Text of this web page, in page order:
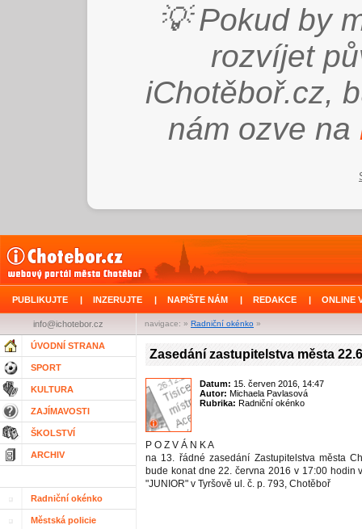
💡 Pokud by
rozvíjet
iChotěboř.cz,
nám ozve na
PUBLIKUJTE | INZERUJTE | NAPIŠTE NÁM | REDAKCE | ONLINE
navigace: » Radniční okénko »
info@ichotebor.cz
ÚVODNÍ STRANA
SPORT
KULTURA
ZAJÍMAVOSTI
ŠKOLSTVÍ
ARCHIV
Radniční okénko
Městská policie
Zasedání zastupitelstva města
Datum: 15. červen 2016, 14:47
Autor: Michaela Pavlasová
Rubrika: Radniční okénko
P O Z V Á N K A
na 13. řádné zasedání Zastupitelstva města
bude konat dne 22. června 2016 v 17:00 hodin
"JUNIOR" v Tyršově ul. č. p. 793, Chotěboř